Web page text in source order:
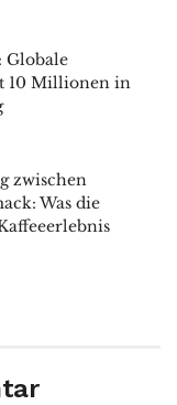
Globale
10 Millionen in
zwischen
Was die